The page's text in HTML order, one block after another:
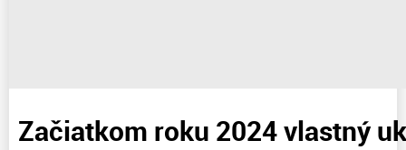
Začiatkom roku 2024 vlastný